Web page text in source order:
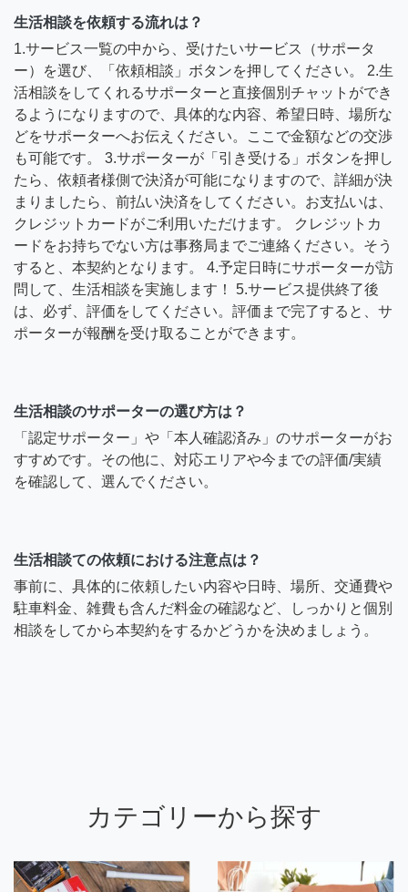
生活相談を依頼する流れは？
1.サービス一覧の中から、受けたいサービス（サポータ
ー）を選び、「依頼相談」ボタンを押してください。 2.生
活相談をしてくれるサポーターと直接個別チャットができ
るようになりますので、具体的な内容、希望日時、場所な
どをサポーターへお伝えください。ここで金額などの交渉
も可能です。 3.サポーターが「引き受ける」ボタンを押し
たら、依頼者様側で決済が可能になりますので、詳細が決
まりましたら、前払い決済をしてください。お支払いは、
クレジットカードがご利用いただけます。 クレジットカ
ードをお持ちでない方は事務局までご連絡ください。そう
すると、本契約となります。 4.予定日時にサポーターが訪
問して、生活相談を実施します！ 5.サービス提供終了後
は、必ず、評価をしてください。評価まで完了すると、サ
ポーターが報酬を受け取ることができます。
生活相談のサポーターの選び方は？
「認定サポーター」や「本人確認済み」のサポーターがお
すすめです。その他に、対応エリアや今までの評価/実績
を確認して、選んでください。
生活相談ての依頼における注意点は？
事前に、具体的に依頼したい内容や日時、場所、交通費や
駐車料金、雑費も含んだ料金の確認など、しっかりと個別
相談をしてから本契約をするかどうかを決めましょう。
カテゴリーから探す